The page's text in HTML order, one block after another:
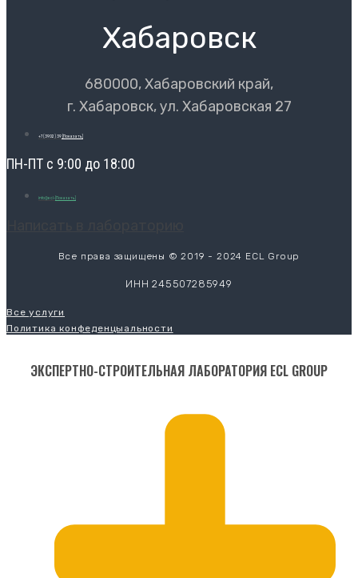
Хабаровск
680000, Хабаровский край,
г. Хабаровск, ул. Хабаровская 27
+7 (3902) 39 [Показать]
ПН-ПТ с 9:00 до 18:00
info@ecl- [Показать]
Все права защищены © 2019 - 2024 ECL Group
ИНН 245507285949
Все услуги
Политика конфеденцыальности
ЭКСПЕРТНО-СТРОИТЕЛЬНАЯ ЛАБОРАТОРИЯ ECL GROUP